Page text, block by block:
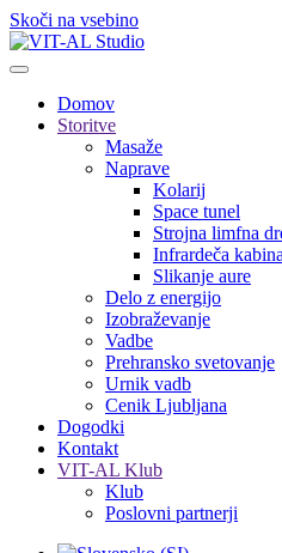
Skoči na vsebino
Domov
Storitve
Masaže
Naprave
Kolarij
Space tunel
Strojna limfna
Infrardeča kabina
Slikanje aure
Delo z energijo
Izobraževanje
Vadbe
Prehransko svetovanje
Urnik vadb
Cenik Ljubljana
Dogodki
Kontakt
VIT-AL Klub
Klub
Poslovni partnerji